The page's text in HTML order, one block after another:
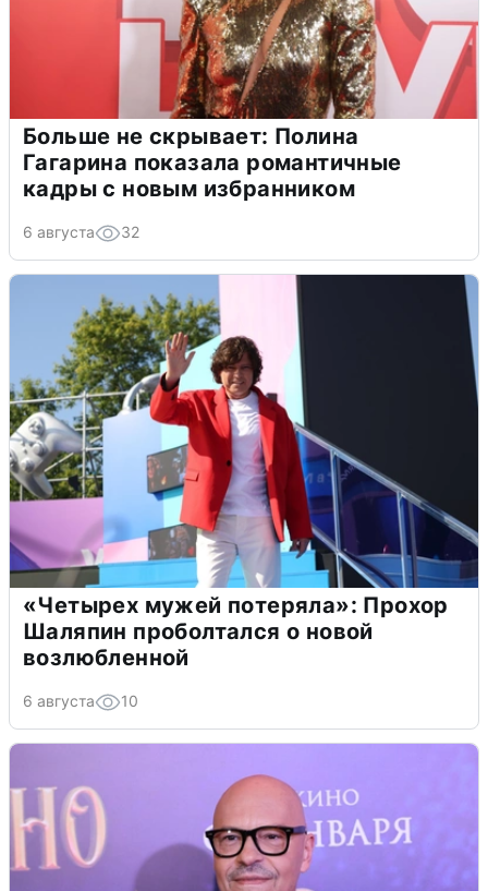
Больше не скрывает: Полина
Гагарина показала романтичные
кадры с новым избранником
6 августа 32
«Четырех мужей потеряла»: Прохор
Шаляпин проболтался о новой
возлюбленной
6 августа 10